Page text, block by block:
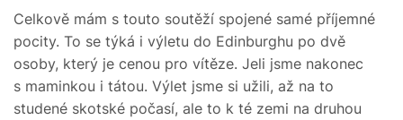
Celkově mám s touto soutěží spojené samé příjemné
pocity. To se týká i výletu do Edinburghu po dvě
osoby, který je cenou pro vítěze. Jeli jsme nakonec
s maminkou i tátou. Výlet jsme si užili, až na to
studené skotské počasí, ale to k té zemi na druhou